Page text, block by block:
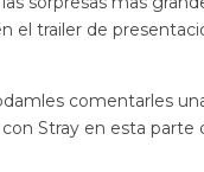
el trailer de
comentarles
Stray en esta